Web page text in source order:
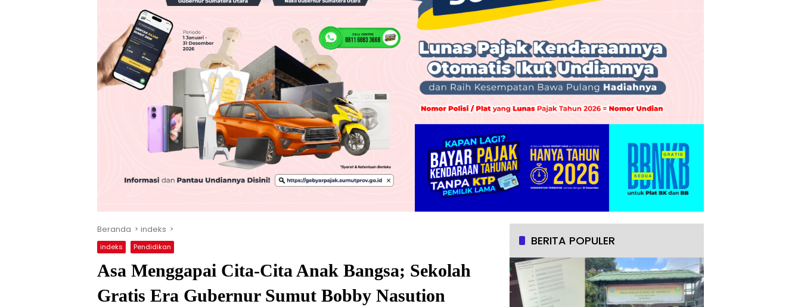
Beranda indeks
indeks Pendidikan
Asa Menggapai Cita-Cita Anak Bangsa; Sekolah
Gratis Era Gubernur Sumut Bobby Nasution
BERITA POPULER